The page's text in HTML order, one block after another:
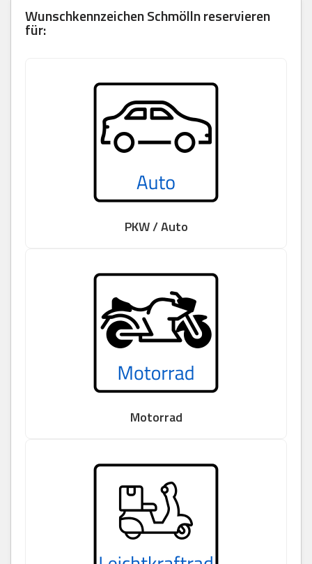
Wunschkennzeichen Schmölln reservieren
für:
PKW / Auto
Motorrad